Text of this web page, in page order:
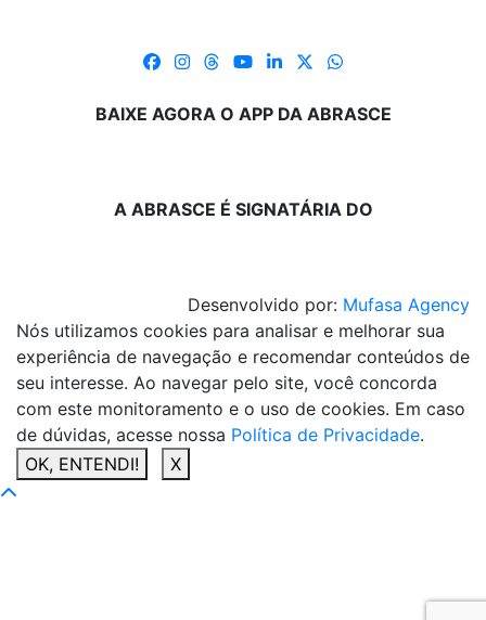
BAIXE AGORA O APP DA ABRASCE
A ABRASCE É SIGNATÁRIA DO
Desenvolvido por: Mufasa Agency
Nós utilizamos cookies para analisar e melhorar sua
experiência de navegação e recomendar conteúdos de
seu interesse. Ao navegar pelo site, você concorda
com este monitoramento e o uso de cookies. Em caso
de dúvidas, acesse nossa Política de Privacidade.
OK, ENTENDI!
X